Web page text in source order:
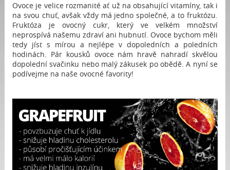
Ovoce je velice rozmanité ať už na obsahující vitamíny, tak i
na svou chuť, avšak vždy má jedno společné, a to fruktózu.
Fruktóza je ovocný cukr, který ve velkém množství
neprospívá našemu zdraví ani hubnutí. Ovoce bychom měli
tedy jíst s mírou a nejlépe v dopoledních a poledních
hodinách. Pár kousků ovoce nám hravě nahradí skvělou
dopolední svačinku nebo malý zákusek po obědě. A nyní se
podívejme na naše ovocné favority!